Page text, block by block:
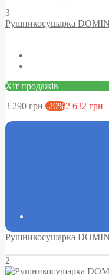
3
Рушникосушарка
Хіт продажів
3 290 грн -20%2 632 грн
Рушникосушарка
2